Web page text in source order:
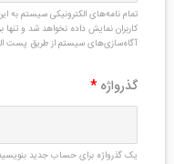
تمام نامه‌های الکترونیکی سیستم به
کاربران نمایش داده نخواهد شد و
آگاه‌سازی‌های سیستم از طریق پست
گذرواژه *
یک گذرواژه برای حساب جدید